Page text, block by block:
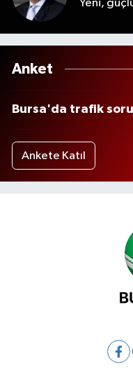
Yeni,
Anket
Bursa'da trafik
Ankete Katıl